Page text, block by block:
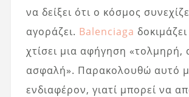
να δείξει ότι ο κόσμος
αγοράζει. Balenciaga
χτίσει μια αφήγηση «τολμηρή,
ασφαλή». Παρακολουθώ αυτό
ενδιαφέρον, γιατί μπορεί να